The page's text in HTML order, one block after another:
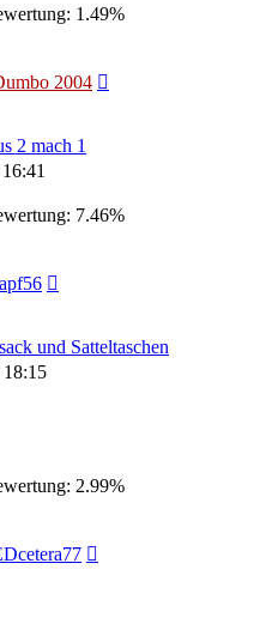
1.49%
2004
2 mach 1
7.46%
und Satteltaschen
18:15
2.99%